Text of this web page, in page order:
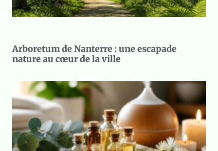
Arboretum de Nanterre : une escapade
nature au cœur de la ville